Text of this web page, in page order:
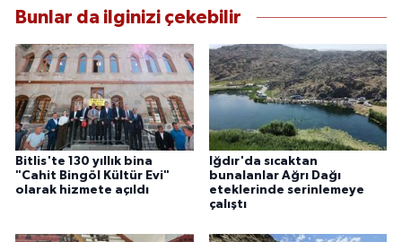
Bunlar da ilginizi çekebilir
Bitlis'te 130 yıllık bina
"Cahit Bingöl Kültür Evi"
olarak hizmete açıldı
Iğdır'da sıcaktan
bunalanlar Ağrı Dağı
eteklerinde serinlemeye
çalıştı